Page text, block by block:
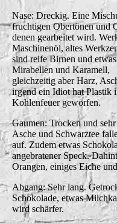
Nase: Dreckig. Eine
fruchtigen Obertönen und
denen gearbeitet wird.
Maschinenöl, altes
sind reife Birnen und
Mirabellen und Karamell,
gleichzeitig aber Harz,
irgend ein Idiot hat Plastik
Kohlenfeuer geworfen.
Gaumen: Trocken und
Asche und Schwarztee
auf. Zudem etwas
angebratener Speck.
Orangen, einiges Eiche
Abgang: Sehr lang.
Schokolade, etwas
wird schärfer.